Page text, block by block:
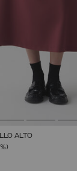
ALTO